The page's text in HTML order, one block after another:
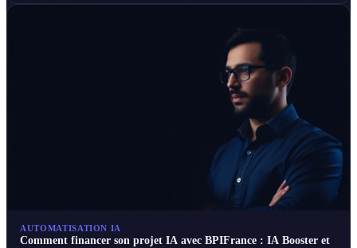
AUTOMATISATION IA
Comment financer son projet IA avec BPIFrance : IA Booster et